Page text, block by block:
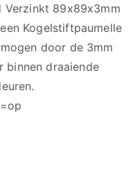
Verzinkt 89x89x3mm
Kogelstiftpaumelle
door de 3mm
binnen draaiende